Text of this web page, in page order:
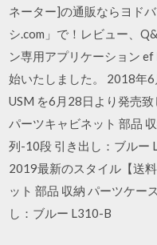
ネーター]の通販ならヨド
シ.com」で！レビュー、
ン専用アプリケーション
始いたしました。 2018年
USM を6月28日より発売
パーツキャビネット 部品
列-10段 引き出し：ブルー
2019最新のスタイル【送
ット 部品 収納 パーツケー
し：ブルー L310-B